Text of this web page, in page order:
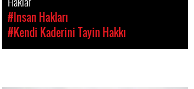
#Insan Hakları
#Kendi Kaderini Tayin Hakkı